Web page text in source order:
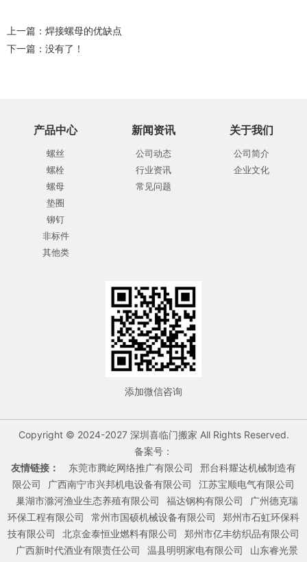
上一篇： 焊接螺母的优缺点
下一篇：没有了！
产品中心
螺丝
螺栓
螺母
垫圈
铆钉
非标件
其他类
新闻资讯
公司动态
行业资讯
常见问题
关于我们
公司简介
企业文化
添加微信咨询
Copyright © 2024-2027 深圳喜临门搬家 All Rights Reserved.
备案号：
友情链接：
东莞市腾屹网络推广有限公司
邢台科耀达机械制造有
限公司
广西南宁市兴邦机电设备有限公司
江苏宝顺电气有限公司
巢湖市滁河渔业生态养殖有限公司
福达钢构有限公司
广州德克瑞
环保工程有限公司
常州市国硕机械设备有限公司
郑州市石虹环保科
技有限公司
北京金泰恒业燃料有限公司
郑州市亿丰纺织品有限公司
广西新时代酒业有限责任公司
温县明明家电有限公司
山东睿光景